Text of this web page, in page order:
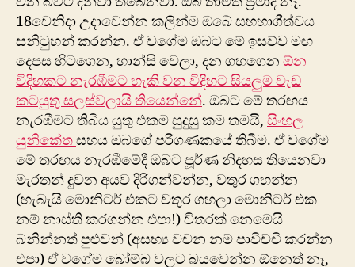
18වෙනිදා උදාවෙන්න කලින්ම ඔබේ සහභාගීත්වය
සනිටුහන් කරන්න. ඒ වගේම ඔබට මේ ඉසව්ව මඟ‍
දෙපස හිටගෙන, හාන්සි වෙලා, දන ගහගෙන ඕන
විදිහකට නැරඹීමට හැකි වන විදිහට සියලුම වැඩ
කටයුතු සලස්වලායි තියෙන්නේ. ඔබට මේ තරඟය
නැරඹීමට තිබිය යුතු එකම සුදුසු කම තමයි, සිංහල
යුනිකේතසහය ඔබගේ පරිගණකයේ තිබීම. ඒ වගේම
මේ තරඟය නැරඹීමේදී ඔබට පූර්ණ නිදහස තියෙනවා
මැරතන් දුවන අයව දිරිගන්වන්න, වතුර ගහන්න
(හැබැයි මොනිටර් එකට වතුර ගහලා මොනිටර් එක
නම් නාස්ති කරගන්න එපා!) විතරක් නෙමෙයි
බනින්නත් පුළුවන් (අසභ්‍ය වචන නම් පාවිච්චි කරන්න
එපා) ඒ වගේම බෝම්බ වලට බයවෙන්න ඕනෙත් නෑ,